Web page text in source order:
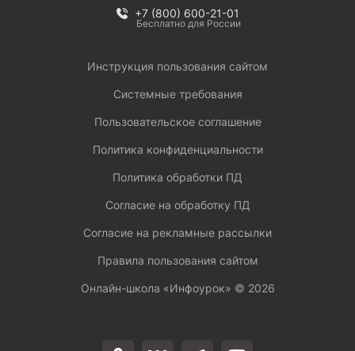
+7 (800) 600-21-01
Бесплатно для России
Инструкция пользования сайтом
Системные требования
Пользовательское соглашение
Политика конфиденциальности
Политика обработки ПД
Согласие на обработку ПД
Согласие на рекламные рассылки
Правила пользования сайтом
Онлайн-школа «Инфоурок» © 2026